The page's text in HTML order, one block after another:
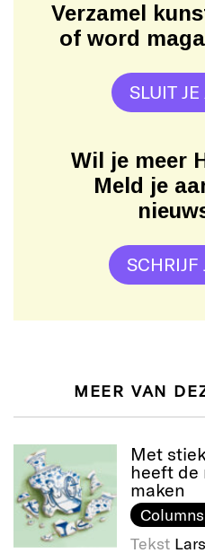
Verzamel
of word
SLUIT JE
Wil je meer
Meld je
SCHRIJF
MEER VAN
Met
heeft de
maken
Tekst